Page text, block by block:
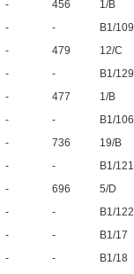
- 456 1/B
- - B1/109
- 479 12/C
- - B1/129
- 477 1/B
- - B1/106
- 736 19/B
- - B1/121
- 696 5/D
- - B1/122
- - B1/17
- - B1/18